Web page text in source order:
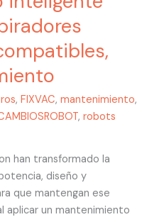
, FIXVAC, mantenimiento,
, robots
han transformado la
diseño y
que mantengan ese
aplicar un mantenimiento